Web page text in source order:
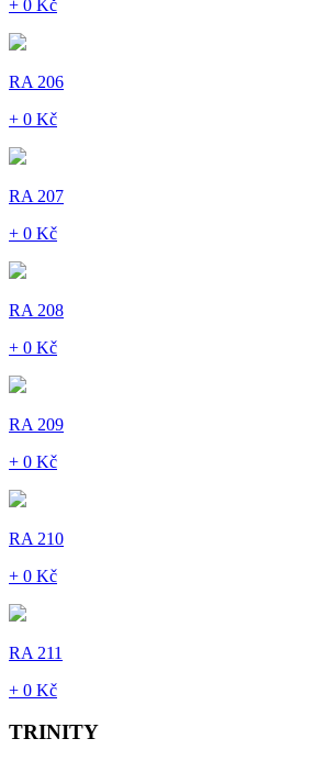
+ 0 Kč
RA 206
+ 0 Kč
RA 207
+ 0 Kč
RA 208
+ 0 Kč
RA 209
+ 0 Kč
RA 210
+ 0 Kč
RA 211
+ 0 Kč
TRINITY